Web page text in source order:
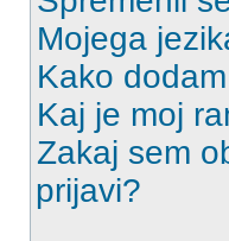
Mojega
Kako
Kaj je moj
Zakaj sem
prijavi?